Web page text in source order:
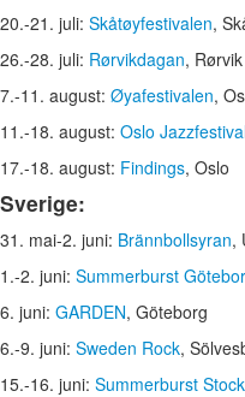
20.-21. juli: Skåtøyfestivalen,
26.-28. juli: Rørvikdagan, Rørvik
7.-11. august: Øyafestivalen,
11.-18. august: Oslo
17.-18. august: Findings, Oslo
Sverige:
31. mai-2. juni: Brännbollsyran,
1.-2. juni: Summerburst
6. juni: GARDEN, Göteborg
6.-9. juni: Sweden Rock,
15.-16. juni: Summerburst